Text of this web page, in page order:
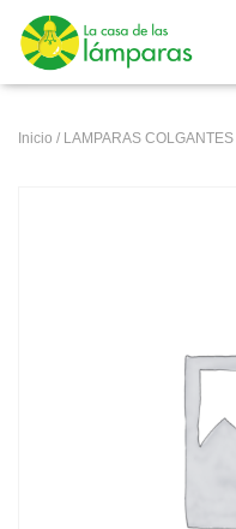
Inicio / LAMPARAS COLGANTES